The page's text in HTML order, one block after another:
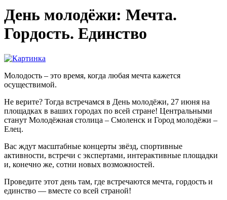
День молодёжи: Мечта.
Гордость. Единство
Молодость – это время, когда любая мечта кажется
осуществимой.
Не верите? Тогда встречамся в День молодёжи, 27 июня на
площадках в ваших городах по всей стране! Центральными
станут Молодёжная столица – Смоленск и Город молодёжи –
Елец.
Вас ждут масштабные концерты звёзд, спортивные
активности, встречи с экспертами, интерактивные площадки
и, конечно же, сотни новых возможностей.
Проведите этот день там, где встречаются мечта, гордость и
единство — вместе со всей страной!